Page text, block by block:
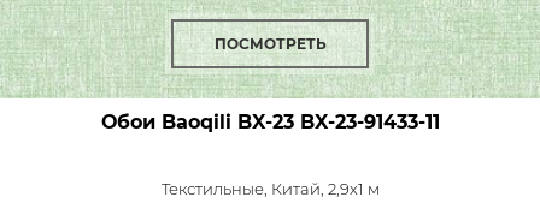
ПОСМОТРЕТЬ
Обои Baoqili BX-23BX-23-91433-11
Текстильные, Китай, 2,9x1 м